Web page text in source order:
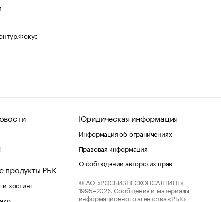
продукты РБК
хостинг
Юридическая информация
Информация об ограничениях
Правовая информация
О соблюдении авторских прав
© АО «РОСБИЗНЕСКОНСАЛТИНГ»,
1995–2026. Сообщения и материалы
информационного агентства «РБК»